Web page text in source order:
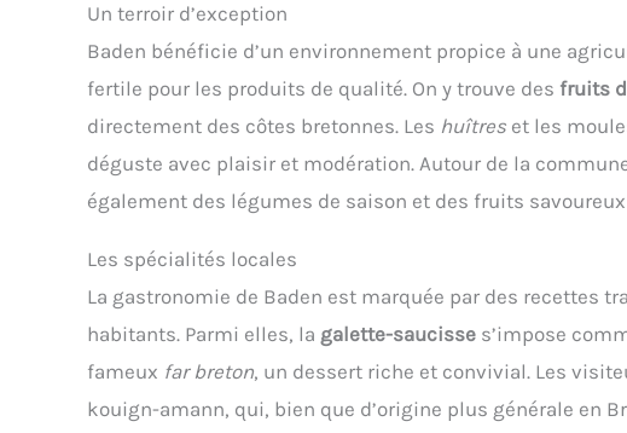
Un terroir d’exception
Baden bénéficie d’un environnement propice à une
fertile pour les produits de qualité. On y trouve des fruits
directement des côtes bretonnes. Les huîtres et les
déguste avec plaisir et modération. Autour de la
également des légumes de saison et des fruits
Les spécialités locales
La gastronomie de Baden est marquée par des recettes
habitants. Parmi elles, la galette-saucisse s’impose
fameux far breton, un dessert riche et convivial. Les
kouign-amann, qui, bien que d’origine plus générale en